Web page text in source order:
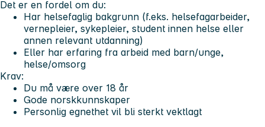
Det er en fordel om du:
Har helsefaglig bakgrunn (f.eks. helsefagarbeider,
vernepleier, sykepleier, student innen helse eller
annen relevant utdanning)
Eller har erfaring fra arbeid med barn/unge,
helse/omsorg
Krav:
Du må være over 18 år
Gode norskkunnskaper
Personlig egnethet vil bli sterkt vektlagt